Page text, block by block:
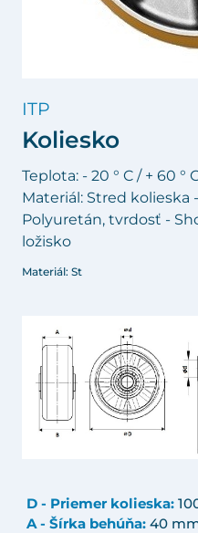
ITP
Koliesko
Teplota: - 20 ° C / + 60 °
Materiál: Stred
Polyuretán, tvrdosť -
ložisko
Materiál: St
D - Priemer kolieska:
A - Šírka behúňa: 40